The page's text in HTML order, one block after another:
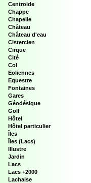
Centroide
Chappe
Chapelle
Château
Château d'eau
Cistercien
Cirque
Cité
Col
Eoliennes
Equestre
Fontaines
Gares
Géodésique
Golf
Hôtel
Hôtel particulier
Îles
Îles (Lacs)
Illustre
Jardin
Lacs
Lacs +2000
Lachaise